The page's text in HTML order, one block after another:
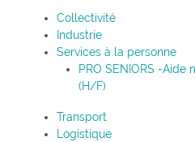
Collectivité
Industrie
Services à la personne
PRO SENIORS -
(H/F)
Transport
Logistique